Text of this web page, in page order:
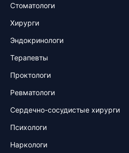
Стоматологи
Хирурги
Эндокринологи
Терапевты
Проктологи
Ревматологи
Сердечно-сосудистые хирурги
Психологи
Наркологи